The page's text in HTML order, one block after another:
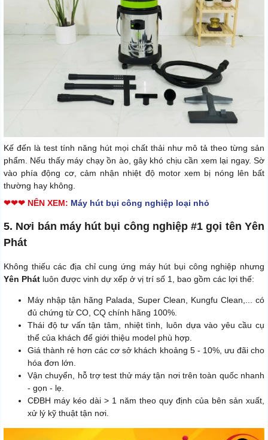
Kế đến là test tính năng hút mọi chất thải như mô tả theo từng sản
phẩm. Nếu thấy máy chạy ồn ào, gây khó chịu cần xem lại ngay. Sờ
vào phía động cơ, cảm nhận nhiệt độ motor xem bị nóng lên bất
thường hay không.
❤❤❤ NÊN XEM: Máy hút bụi công nghiệp loại nhỏ
5. Nơi bán máy hút bụi công nghiệp #1 gọi tên Yên
Phát
Không thiếu các địa chỉ cung ứng máy hút bụi công nghiệp nhưng
Yên Phát luôn được vinh dự xếp ở vị trí số 1, bao gồm các lợi thế:
Máy nhập tận hãng Palada, Super Clean, Kungfu Clean,... có
đủ chứng từ CO, CQ chính hãng 100%.
Thái độ tư vấn tận tâm, nhiệt tình, luôn dựa vào yêu cầu cụ
thể của khách để giới thiệu model phù hợp.
Giá thành rẻ hơn các cơ sở khách khoảng 5 - 10%, ưu đãi cho
hóa đơn lớn.
Vận chuyển, hỗ trợ test thử máy tận nơi trên toàn quốc nhanh
- gọn - lẹ.
CĐBH máy kéo dài > 1 năm theo quy định của bên sản xuất,
xử lý kỹ thuật tận nơi.